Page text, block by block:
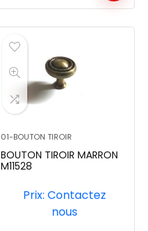
01-BOUTON TIROIR
BOUTON TIROIR MARRON
M11528
Prix: Contactez
nous